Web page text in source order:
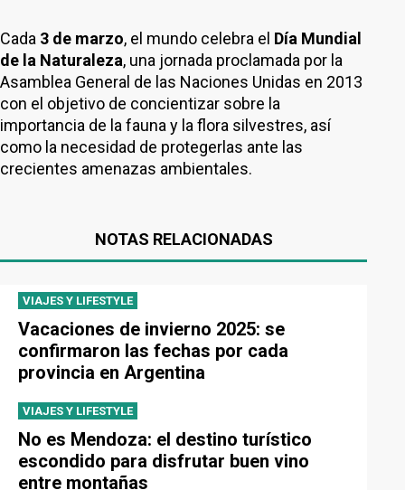
Cada 3 de marzo, el mundo celebra el Día Mundial
de la Naturaleza, una jornada proclamada por la
Asamblea General de las Naciones Unidas en 2013
con el objetivo de concientizar sobre la
importancia de la fauna y la flora silvestres, así
como la necesidad de protegerlas ante las
crecientes amenazas ambientales.
NOTAS RELACIONADAS
VIAJES Y LIFESTYLE
Vacaciones de invierno 2025: se
confirmaron las fechas por cada
provincia en Argentina
VIAJES Y LIFESTYLE
No es Mendoza: el destino turístico
escondido para disfrutar buen vino
entre montañas